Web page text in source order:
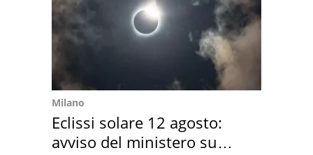
Milano
Eclissi solare 12 agosto:
avviso del ministero su